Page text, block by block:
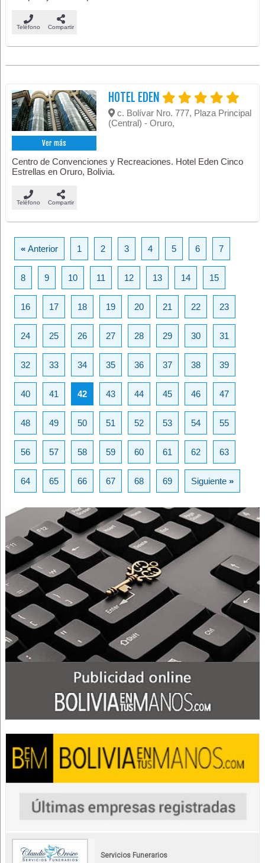
Teléfono Compartir
Ver más
HOTEL EDEN
c. Bolívar Nro. 777, Plaza Principal
(Central) - Oruro,
Centro de Convenciones y Recreaciones. Hotel Eden Cinco
Estrellas en Oruro, Bolivia.
Teléfono Compartir
«Anterior 1 2 3 4 5 6 7
8 9 10 11 12 13 14 15
16 17 18 19 20 21 22 23
24 25 26 27 28 29 30 31
32 33 34 35 36 37 38 39
40 41 42 43 44 45 46 47
48 49 50 51 52 53 54 55
56 57 58 59 60 61 62 63
64 65 66 67 68 69 Siguiente»
Servicios Funerarios